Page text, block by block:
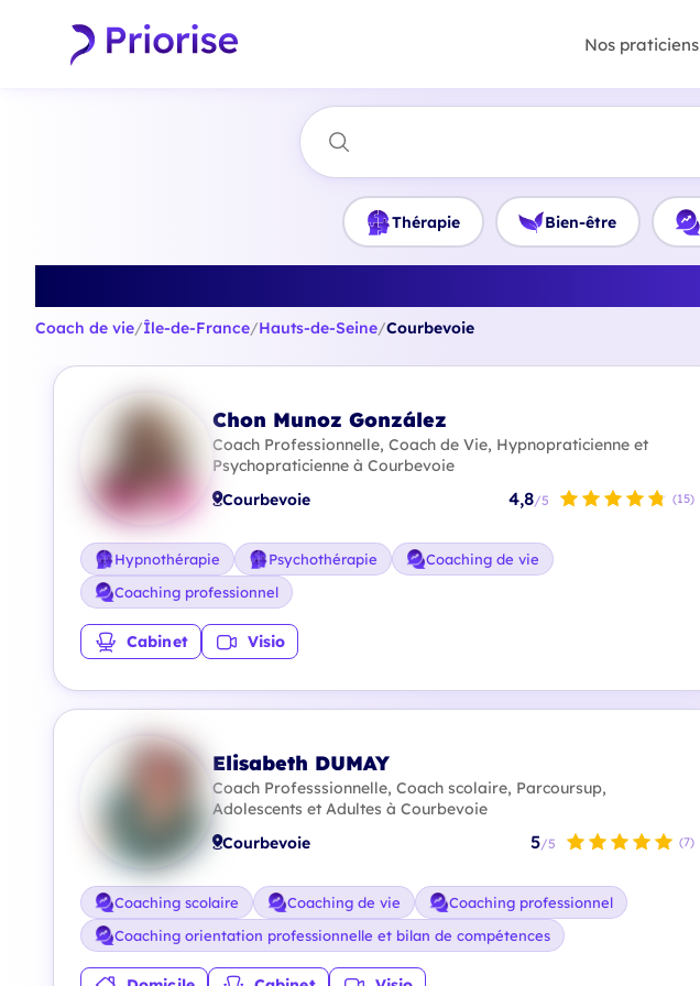
Nos praticiens
Thérapie Bien-être
Coach de vie/Île-de-France/Hauts-de-Seine/Courbevoie
Chon Munoz González
Coach Professionnelle, Coach de Vie, Hypnopraticienne et
Psychopraticienne à Courbevoie
Courbevoie 4,8/5 (15)
Hypnothérapie Psychothérapie
Coaching de vie
Coaching professionnel
Cabinet Visio
Elisabeth DUMAY
Coach Professsionnelle, Coach scolaire, Parcoursup,
Adolescents et Adultes à Courbevoie
Courbevoie 5/5 (7)
Coaching scolaire Coaching de vie
Coaching professionnel
Coaching orientation professionnelle et bilan de compétences